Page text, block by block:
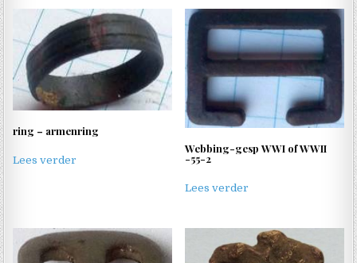
ring – armenring
Lees verder
Webbing-gesp WWI of WWII
-55-2
Lees verder